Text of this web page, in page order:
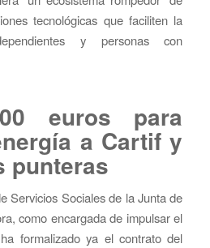
tecnológicas que faciliten la
y personas con
euros para
a Cartif y
punteras
Servicios Sociales de la Junta de
como encargada de impulsar el
formalizado ya el contrato del